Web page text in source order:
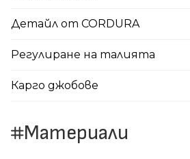
Детайл от CORDURA
Регулиране на талията
Карго джобове
Материали